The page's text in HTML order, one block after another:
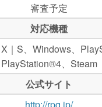
審査予定
対応機種
｜S、Windows、
PlayStation®4、Steam
公式サイト
http://rpg.jp/